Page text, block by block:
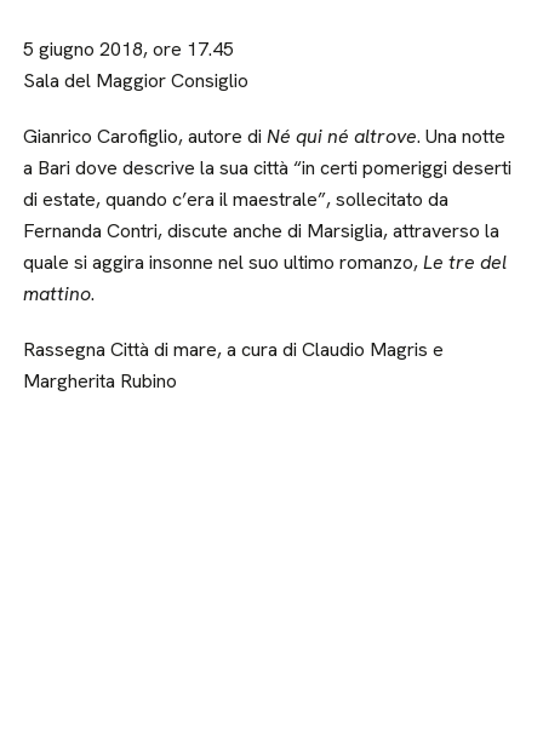
5 giugno 2018, ore 17.45
Sala del Maggior Consiglio
Gianrico Carofiglio, autore diNé qui né altrove. Una notte
a Bari dove descrive la sua città “in certi pomeriggi deserti
di estate, quando c’era il maestrale”, sollecitato da
Fernanda Contri, discute anche di Marsiglia, attraverso la
quale si aggira insonne nel suo ultimo romanzo,Le tre del
mattino.
Rassegna Città di mare, a cura di Claudio Magris e
Margherita Rubino